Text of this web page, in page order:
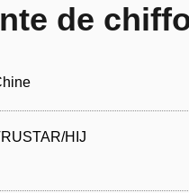
de
HIJ